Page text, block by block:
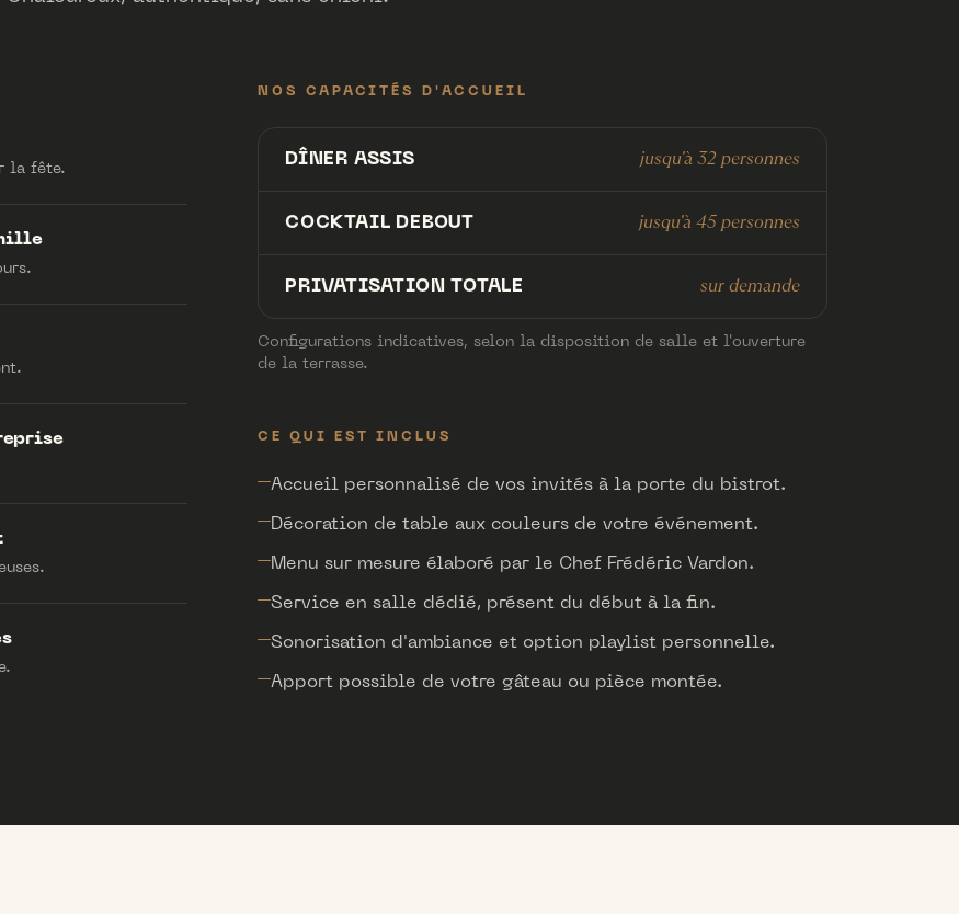
la fête.
NOS CAPACITÉS D'ACCUEIL
DÎNER ASSIS jusqu'à 32 personnes
COCKTAIL DEBOUT jusqu'à 45 personnes
PRIVATISATION TOTALE sur demande
Configurations indicatives, selon la disposition de salle et l'ouverture
de la terrasse.
CE QUI EST INCLUS
Accueil personnalisé de vos invités à la porte du bistrot.
Décoration de table aux couleurs de votre événement.
Menu sur mesure élaboré par le Chef Frédéric Vardon.
Service en salle dédié, présent du début à la fin.
Sonorisation d'ambiance et option playlist personnelle.
Apport possible de votre gâteau ou pièce montée.